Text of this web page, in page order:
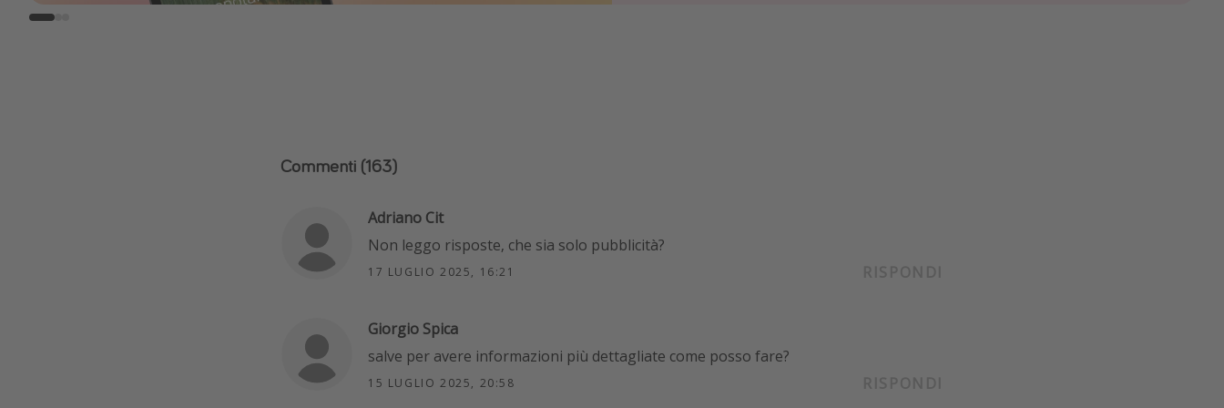
Commenti (163)
Adriano Cit
Non leggo risposte, che sia solo pubblicità?
17 LUGLIO 2025, 16:21
Giorgio Spica
salve per avere informazioni più dettagliate come posso fare?
15 LUGLIO 2025, 20:58